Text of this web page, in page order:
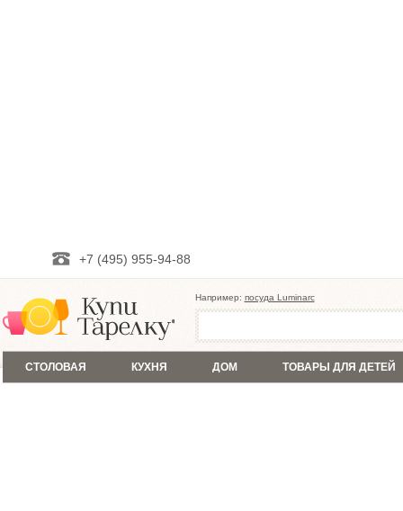
+7 (495) 955-94-88
Например: посуда Luminarc
СТОЛОВАЯ КУХНЯ ДОМ ТОВАРЫ ДЛЯ ДЕТЕЙ